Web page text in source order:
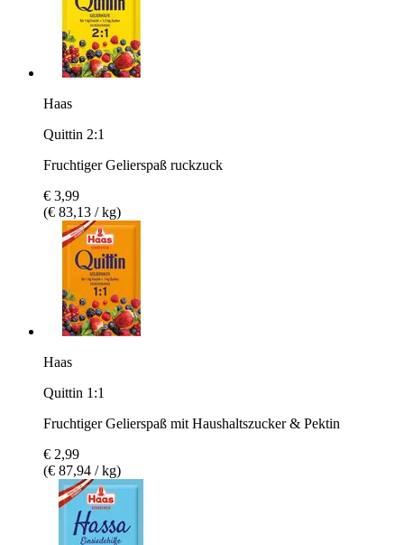
Haas
Quittin 2:1
Fruchtiger Gelierspaß ruckzuck
€ 3,99
(€ 83,13 / kg)
Haas
Quittin 1:1
Fruchtiger Gelierspaß mit Haushaltszucker & Pektin
€ 2,99
(€ 87,94 / kg)